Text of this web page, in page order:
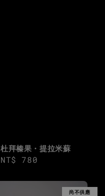
杜拜榛果・提拉米蘇
Regular
NT$ 780
尚不供應